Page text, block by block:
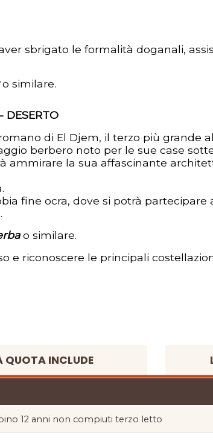
sbrigato le formalità doganali,
o similare.
di El Djem, il terzo più grande
berbero noto per le sue case
ammirare la sua affascinante
fine ocra, dove si potrà
o similare.
e riconoscere le principali
QUOTA INCLUDE
12 anni non compiuti terzo letto